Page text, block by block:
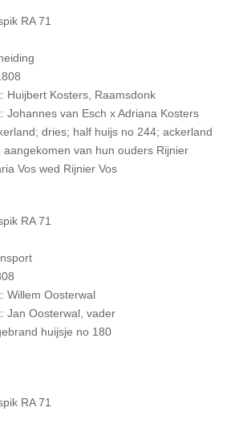
RA 71
Huijbert Kosters, Raamsdonk
Johannes van Esch x Adriana Kosters
dries; half huijs no 244; ackerland
aangekomen van hun ouders Rijnier
Vos wed Rijnier Vos
RA 71
Willem Oosterwal
Jan Oosterwal, vader
huijsje no 180
RA 71